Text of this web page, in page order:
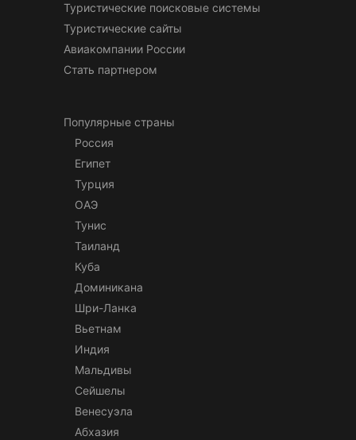
Туристические поисковые системы
Туристические сайты
Авиакомпании России
Стать партнером
Популярные страны
Россия
Египет
Турция
ОАЭ
Тунис
Таиланд
Куба
Доминикана
Шри-Ланка
Вьетнам
Индия
Мальдивы
Сейшелы
Венесуэла
Абхазия